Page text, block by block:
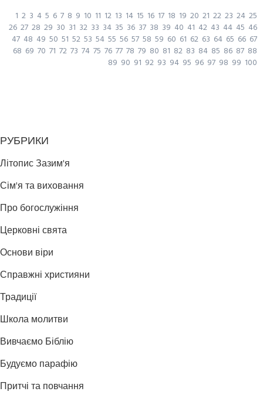
1 2 3 4 5 6 7 8 9 10 11 12 13 14 15 16 17 18 19 20 21 22 23 24 25
26 27 28 29 30 31 32 33 34 35 36 37 38 39 40 41 42 43 44 45 46
47 48 49 50 51 52 53 54 55 56 57 58 59 60 61 62 63 64 65 66 67
68 69 70 71 72 73 74 75 76 77 78 79 80 81 82 83 84 85 86 87 88
89 90 91 92 93 94 95 96 97 98 99 100
РУБРИКИ
Літопис Зазим'я
Сім'я та виховання
Про богослужіння
Церковні свята
Основи віри
Справжні християни
Традиції
Школа молитви
Вивчаємо Біблію
Будуємо парафію
Притчі та повчання